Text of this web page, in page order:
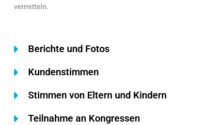
vermitteln.
Berichte und Fotos
Kundenstimmen
Stimmen von Eltern und Kindern
Teilnahme an Kongressen